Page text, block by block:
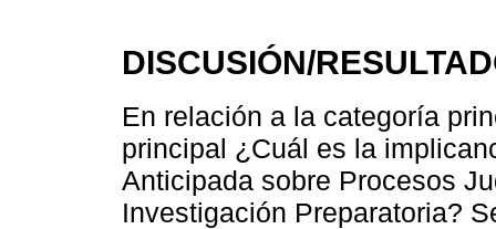
DISCUSIÓN/
En relación a la categoría
principal ¿Cuál es la
Anticipada sobre Procesos
Investigación Preparatoria?